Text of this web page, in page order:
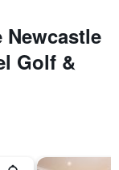
Newcastle
Golf &